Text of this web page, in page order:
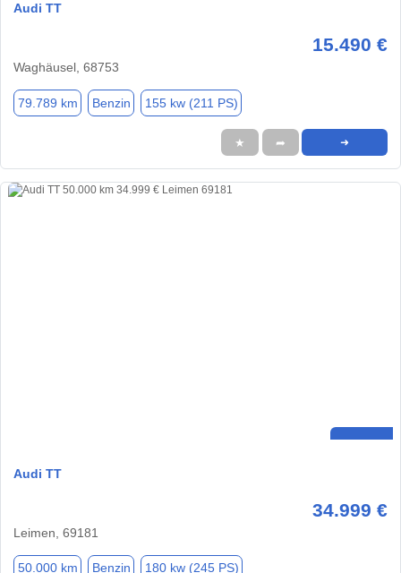
Audi TT
15.490 €
Waghäusel, 68753
79.789 km Benzin 155 kw (211 PS)
★ ➦ ➜
Audi TT
34.999 €
Leimen, 69181
50.000 km Benzin 180 kw (245 PS)